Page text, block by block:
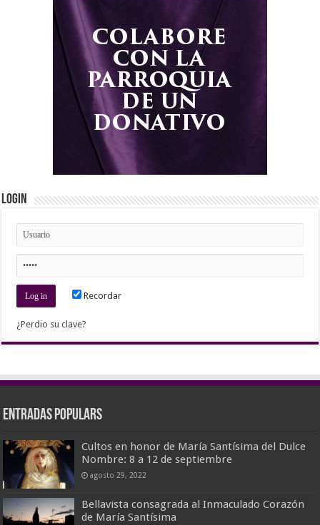
Login
Recordar
¿Perdio su clave?
Entradas populars
Cultos en honor de María Santísima del Dulce
Nombre: 8 a 12 de septiembre
agosto 29, 2022
Bellavista consagrada al Inmaculado Corazón
de María Santísima